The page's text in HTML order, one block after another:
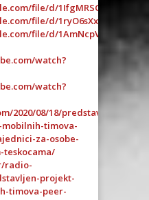
file/d/
file/d/
file/d/
watch?
watch?
2020/08/18/predstavljen-
timova-
za-osobe-
teskocama/
radio-
projekt-
timova-peer-